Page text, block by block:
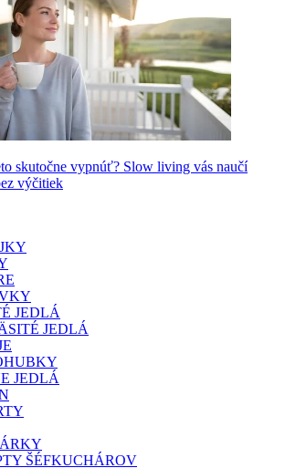
skutočne vypnúť? Slow living vás naučí
výčitiek
JEDLÁ
JEDLÁ
JEDLÁ
ŠÉFKUCHÁROV